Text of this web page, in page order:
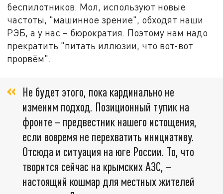
беспилотников. Мол, используют новые
частоты, "машинное зрение", обходят наши
РЭБ, а у нас – бюрократия. Поэтому нам надо
прекратить "питать иллюзии, что вот-вот
прорвём".
Не будет этого, пока кардинально не
изменим подход. Позиционный тупик на
фронте – предвестник нашего истощения,
если вовремя не перехватить инициативу.
Отсюда и ситуация на юге России. То, что
творится сейчас на крымских АЗС, –
настоящий кошмар для местных жителей